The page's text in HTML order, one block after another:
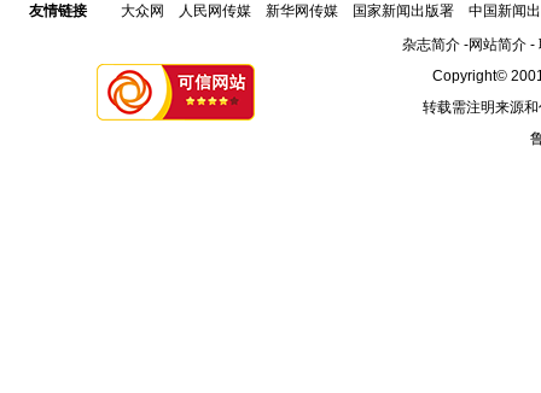
友情链接 大众网 人民网传媒 新华网传媒 国家新闻出版署
中国新闻
杂志简介-网站简介-
Copyright©
转载需注明来源